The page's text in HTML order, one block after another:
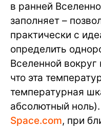
в ранней
заполняет –
практически с
определить
Вселенной
что эта
температурная
абсолютный
Space.com, при